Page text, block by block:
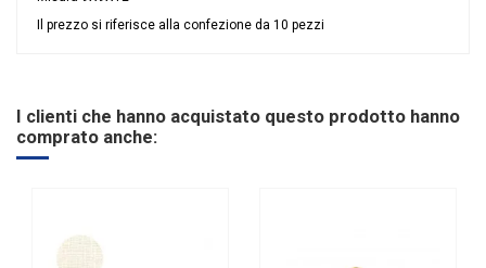
Il prezzo si riferisce alla confezione da 10 pezzi
Tipologia Fondo e Coperchio
Riordinabile
I clienti che hanno acquistato questo prodotto hanno
comprato anche: